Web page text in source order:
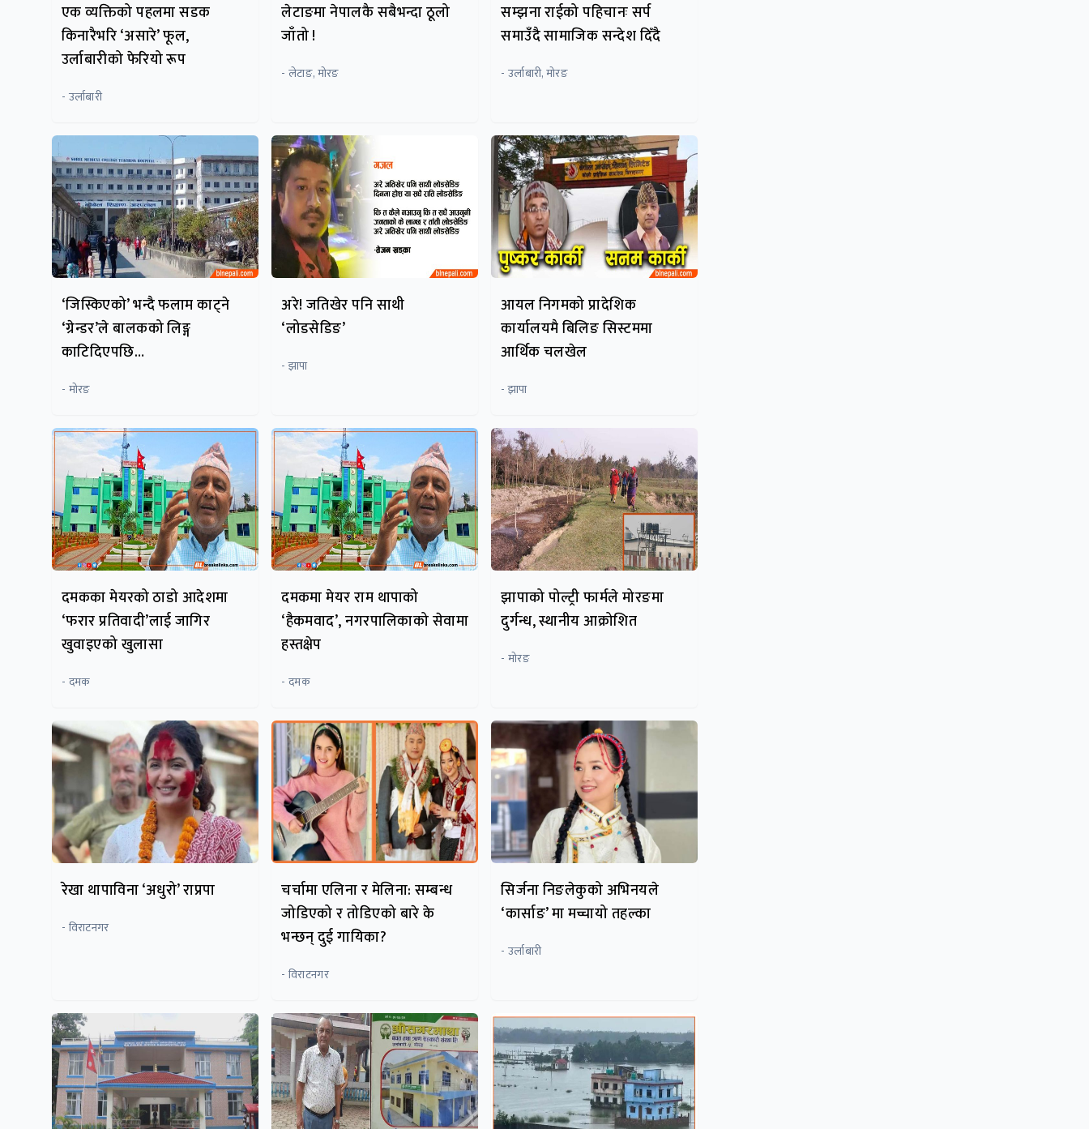
एक व्यक्तिको पहलमा सडक
किनारैभरि ‘असारे’ फूल,
उर्लाबारीको फेरियो रूप
- उर्लाबारी
लेटाङमा नेपालकै सबैभन्दा ठूलो
जाँतो !
- लेटाङ, मोरङ
सम्झना राईको पहिचानः सर्प
समाउँदै सामाजिक सन्देश दिँदै
- उर्लाबारी, मोरङ
‘जिस्किएको’ भन्दै फलाम काट्ने
‘ग्रेन्डर’ले बालकको लिङ्ग
काटिदिएपछि…
- मोरङ
अरे! जतिखेर पनि साथी
‘लोडसेडिङ’
- झापा
आयल निगमको प्रादेशिक
कार्यालयमै बिलिङ सिस्टममा
आर्थिक चलखेल
- झापा
दमकका मेयरको ठाडो आदेशमा
‘फरार प्रतिवादी’लाई जागिर
खुवाइएको खुलासा
- दमक
दमकमा मेयर राम थापाको
‘हैकमवाद’, नगरपालिकाको सेवामा
हस्तक्षेप
- दमक
झापाको पोल्ट्री फार्मले मोरङमा
दुर्गन्ध, स्थानीय आक्रोशित
- मोरङ
रेखा थापाविना ‘अधुरो’ राप्रपा
- विराटनगर
चर्चामा एलिना र मेलिना: सम्बन्ध
जोडिएको र तोडिएको बारे के
भन्छन् दुई गायिका?
- विराटनगर
सिर्जना निङलेकुको अभिनयले
‘कार्साङ’ मा मच्चायो तहल्का
- उर्लाबारी